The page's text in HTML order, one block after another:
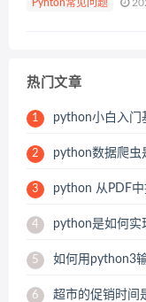
行以下操作之一： 1
Pyhton常见问题
热门文章
1 python小白入门
2 python数据爬虫
3 python 从PDF
4 python是如何实
5 如何用python3
6 超市的促销时间